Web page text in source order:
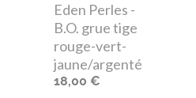
Eden Perles -
B.O. grue tige
rouge-vert-
jaune/argenté
18,00 €